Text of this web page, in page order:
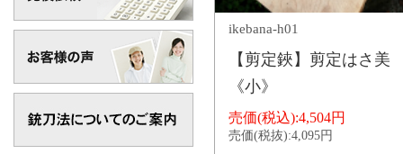
ikebana-h01
【剪定鋏】剪定はさ美
《小》
売価(税込):4,504円
売価(税抜):4,095円